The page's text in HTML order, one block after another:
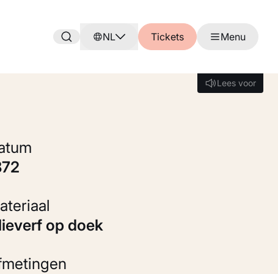
NL Tickets Menu
Lees voor
Lees voor
Materiaal
op doek